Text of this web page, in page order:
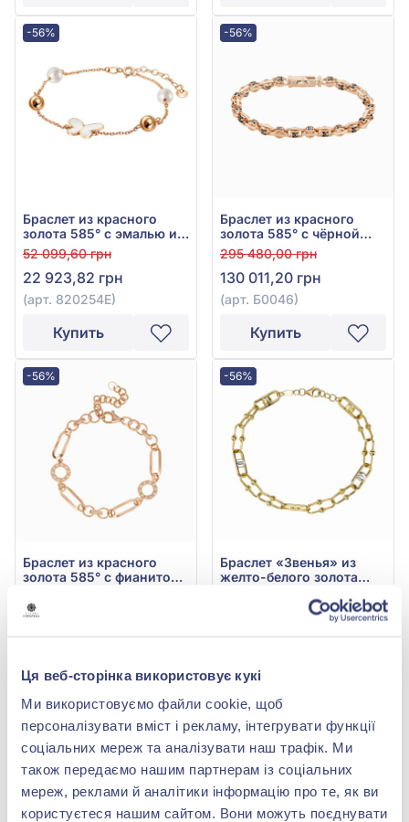
Ця веб-сторінка використовує кукі
Ми використовуємо файли cookie, щоб
персоналізувати вміст і рекламу, інтегрувати функції
соціальних мереж та аналізувати наш трафік. Ми
також передаємо нашим партнерам із соціальних
мереж, реклами й аналітики інформацію про те, як ви
користуєтеся нашим сайтом. Вони можуть поєднувати
-56%
Браслет из красного
золота 585° с эмалью и
жемчугом, арт. 820254Е
52 099,60 грн
22 923,82 грн
(арт. 820254Е)
Купить
-56%
Браслет из красного
золота 585° с чёрной
эмалью, арт. Б0046
295 480,00 грн
130 011,20 грн
(арт. Б0046)
Купить
-56%
Браслет из красного
золота 585° с фианитом/
820242
65 589,92 грн
Купить
-56%
Браслет «Звенья» из
желто-белого золота
30 895,92 грн
Купить
-56%